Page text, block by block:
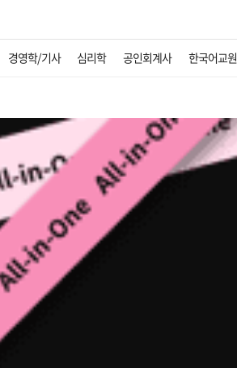
경영학/기사 심리학 공인회계사 한국어교원